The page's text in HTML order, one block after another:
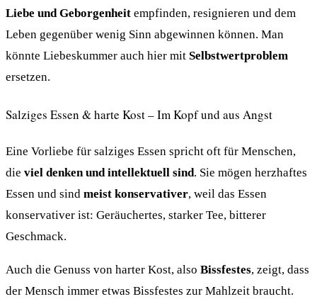
Liebe und Geborgenheit empfinden, resignieren und dem
Leben gegenüber wenig Sinn abgewinnen können. Man
könnte Liebeskummer auch hier mit Selbstwertproblem
ersetzen.
Salziges Essen & harte Kost – Im Kopf und aus Angst
Eine Vorliebe für salziges Essen spricht oft für Menschen,
die viel denken und intellektuell sind. Sie mögen herzhaftes
Essen und sind meist konservativer, weil das Essen
konservativer ist: Geräuchertes, starker Tee, bitterer
Geschmack.
Auch die Genuss von harter Kost, also Bissfestes, zeigt, dass
der Mensch immer etwas Bissfestes zur Mahlzeit braucht.